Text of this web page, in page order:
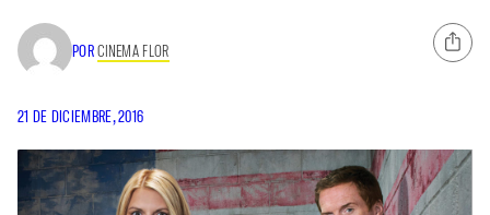
PORCINEMA FLOR
21 DE DICIEMBRE, 2016